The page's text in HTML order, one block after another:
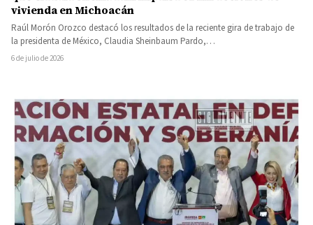
vivienda en Michoacán
Raúl Morón Orozco destacó los resultados de la reciente gira de trabajo de
la presidenta de México, Claudia Sheinbaum Pardo,…
6 de julio de 2026